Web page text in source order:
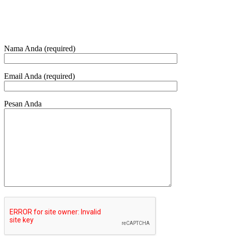
Nama Anda (required)
Email Anda (required)
Pesan Anda